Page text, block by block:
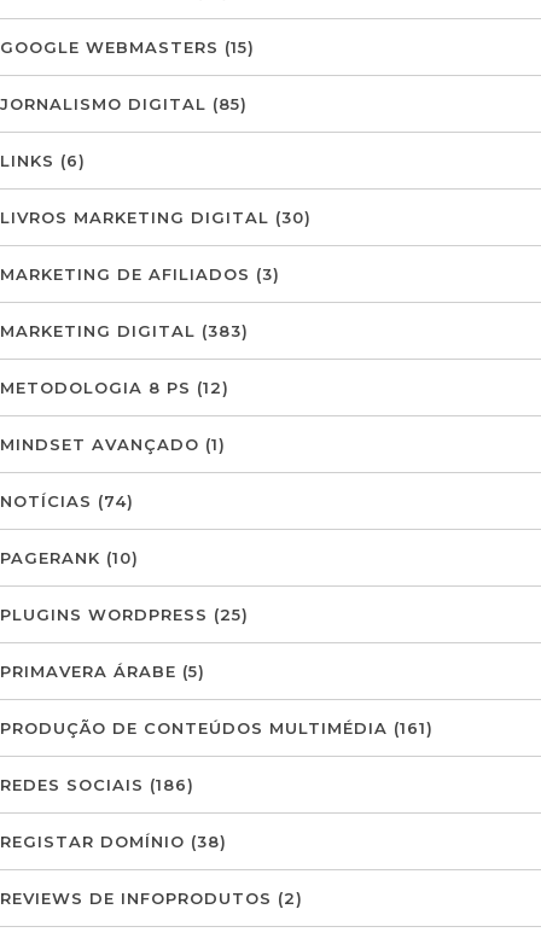
GOOGLE WEBMASTERS (15)
JORNALISMO DIGITAL (85)
LINKS (6)
LIVROS MARKETING DIGITAL (30)
MARKETING DE AFILIADOS (3)
MARKETING DIGITAL (383)
METODOLOGIA 8 PS (12)
MINDSET AVANÇADO (1)
NOTÍCIAS (74)
PAGERANK (10)
PLUGINS WORDPRESS (25)
PRIMAVERA ÁRABE (5)
PRODUÇÃO DE CONTEÚDOS MULTIMÉDIA (161)
REDES SOCIAIS (186)
REGISTAR DOMÍNIO (38)
REVIEWS DE INFOPRODUTOS (2)